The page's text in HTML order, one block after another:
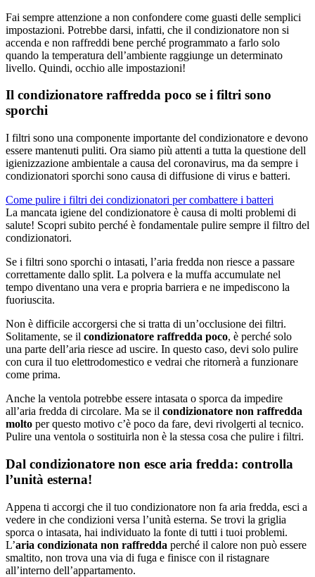
Fai sempre attenzione a non confondere come guasti delle semplici
impostazioni. Potrebbe darsi, infatti, che il condizionatore non si
accenda e non raffreddi bene perché programmato a farlo solo
quando la temperatura dell’ambiente raggiunge un determinato
livello. Quindi, occhio alle impostazioni!
Il condizionatore raffredda poco se i filtri sono
sporchi
I filtri sono una componente importante del condizionatore e devono
essere mantenuti puliti. Ora siamo più attenti a tutta la questione dell
igienizzazione ambientale a causa del coronavirus, ma da sempre i
condizionatori sporchi sono causa di diffusione di virus e batteri.
Come pulire i filtri dei condizionatori per combattere i batteri
La mancata igiene del condizionatore è causa di molti problemi di
salute! Scopri subito perché è fondamentale pulire sempre il filtro del
condizionatori.
Se i filtri sono sporchi o intasati, l’aria fredda non riesce a passare
correttamente dallo split. La polvera e la muffa accumulate nel
tempo diventano una vera e propria barriera e ne impediscono la
fuoriuscita.
Non è difficile accorgersi che si tratta di un’occlusione dei filtri.
Solitamente, se il condizionatore raffredda poco, è perché solo
una parte dell’aria riesce ad uscire. In questo caso, devi solo pulire
con cura il tuo elettrodomestico e vedrai che ritornerà a funzionare
come prima.
Anche la ventola potrebbe essere intasata o sporca da impedire
all’aria fredda di circolare. Ma se il condizionatore non raffredda
molto per questo motivo c’è poco da fare, devi rivolgerti al tecnico.
Pulire una ventola o sostituirla non è la stessa cosa che pulire i filtri.
Dal condizionatore non esce aria fredda: controlla
l’unità esterna!
Appena ti accorgi che il tuo condizionatore non fa aria fredda, esci a
vedere in che condizioni versa l’unità esterna. Se trovi la griglia
sporca o intasata, hai individuato la fonte di tutti i tuoi problemi.
L’aria condizionata non raffredda perché il calore non può essere
smaltito, non trova una via di fuga e finisce con il ristagnare
all’interno dell’appartamento.